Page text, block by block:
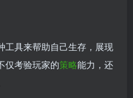
工具来帮助自己生存，展现
仅考验玩家的策略能力，还